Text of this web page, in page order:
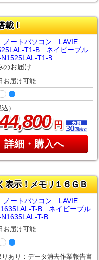
載！
ノートパソコン LAVIE
T1-B ネイビーブル
T1-B
のお届け
お届け可能
込）
,800円
詳細・購入へ
表示！メモリ１６ＧＢ
ノートパソコン LAVIE
T-B ネイビーブル
T-B
お届け可能
りあり：データ消去作業報告書